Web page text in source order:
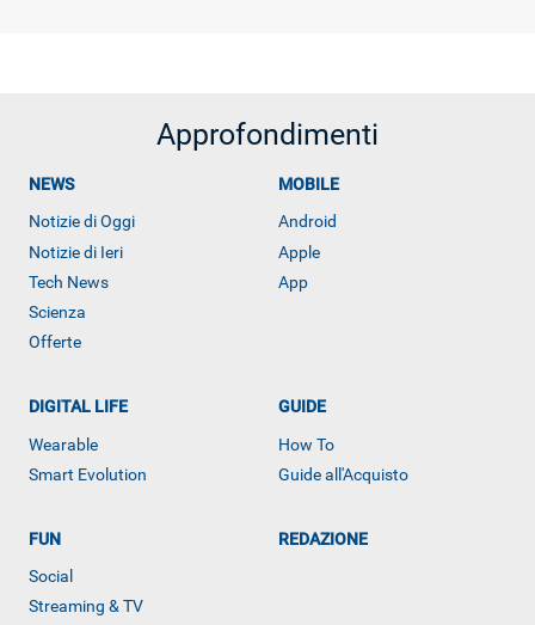
ALTRO
Approfondimenti
NEWS
Notizie di Oggi
Notizie di Ieri
Tech News
Scienza
Offerte
MOBILE
Android
Apple
App
DIGITAL LIFE
Wearable
Smart Evolution
GUIDE
How To
Guide all'Acquisto
FUN
Social
Streaming & TV
REDAZIONE